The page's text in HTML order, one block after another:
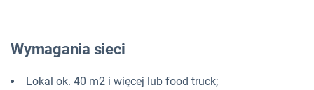
Wymagania sieci
Lokal ok. 40 m2 i więcej lub food truck;